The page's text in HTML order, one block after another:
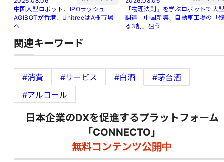
中国人型ロボット、IPOラッシュ
AGIBOTが香港、UnitreeはA株市場
へ
「物理法則」を学ぶロボットで大
調達 中国新興、自動車工場の「
る3割」狙う
関連キーワード
#消費 #サービス #白酒
#茅台酒
#アルコール
日本企業のDXを促進するプラットフォーム
「CONNECTO」
無料コンテンツ公開中